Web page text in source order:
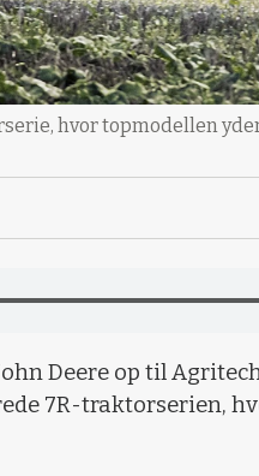
hvor topmodellen
Deere op til
7R-traktorserien,